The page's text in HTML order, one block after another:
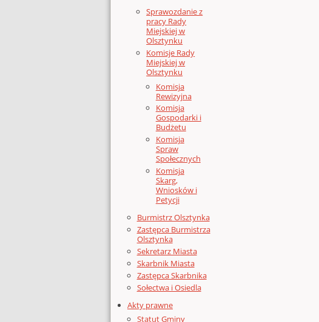
Sprawozdanie z
pracy Rady
Miejskiej w
Olsztynku
Komisje Rady
Miejskiej w
Olsztynku
Komisja
Rewizyjna
Komisja
Gospodarki i
Budżetu
Komisja
Spraw
Społecznych
Komisja
Skarg,
Wniosków i
Petycji
Burmistrz Olsztynka
Zastępca Burmistrza
Olsztynka
Sekretarz Miasta
Skarbnik Miasta
Zastępca Skarbnika
Sołectwa i Osiedla
Akty prawne
Statut Gminy